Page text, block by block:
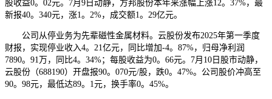
股收益0。02元。7月9日动静，方邦股份本年来涨幅上涨12。37%，最
新报40。340元，涨1。2%，成交额1。29亿元。
公司从停业务为先辈磁性金属材料。云股份发布2025年第一季度
财报，实现停业收入4。21亿元，同比增加-4。87%，归母净利润
7890。91万，同比4。34%；每股收益为0。66元。7月10日股市动静，
云股份（688190）开盘报90。070元/股，跌0。47%。公司股价冲高至
90。98元，最低达89。1元，换手率0。45%。